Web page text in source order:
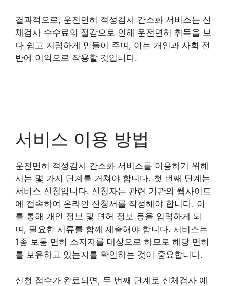
결과적으로, 운전면허 적성검사 간소화 서비스는 신
체검사 수수료의 절감으로 인해 운전면허 취득을 보
다 쉽고 저렴하게 만들어 주며, 이는 개인과 사회 전
반에 이익으로 작용할 것입니다.
서비스 이용 방법
운전면허 적성검사 간소화 서비스를 이용하기 위해
서는 몇 가지 단계를 거쳐야 합니다. 첫 번째 단계는
서비스 신청입니다. 신청자는 관련 기관의 웹사이트
에 접속하여 온라인 신청서를 작성해야 합니다. 이
를 통해 개인 정보 및 면허 정보 등을 입력하게 되
며, 필요한 서류를 함께 제출해야 합니다. 서비스는
1종 보통 면허 소지자를 대상으로 하므로 해당 면허
를 보유하고 있는지를 확인하는 것이 중요합니다.
신청 접수가 완료되면, 두 번째 단계로 신체검사 예